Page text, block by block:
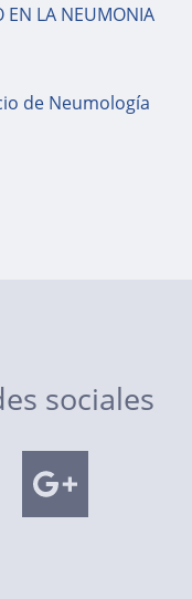
EN LA NEUMONIA
de Neumología
sociales